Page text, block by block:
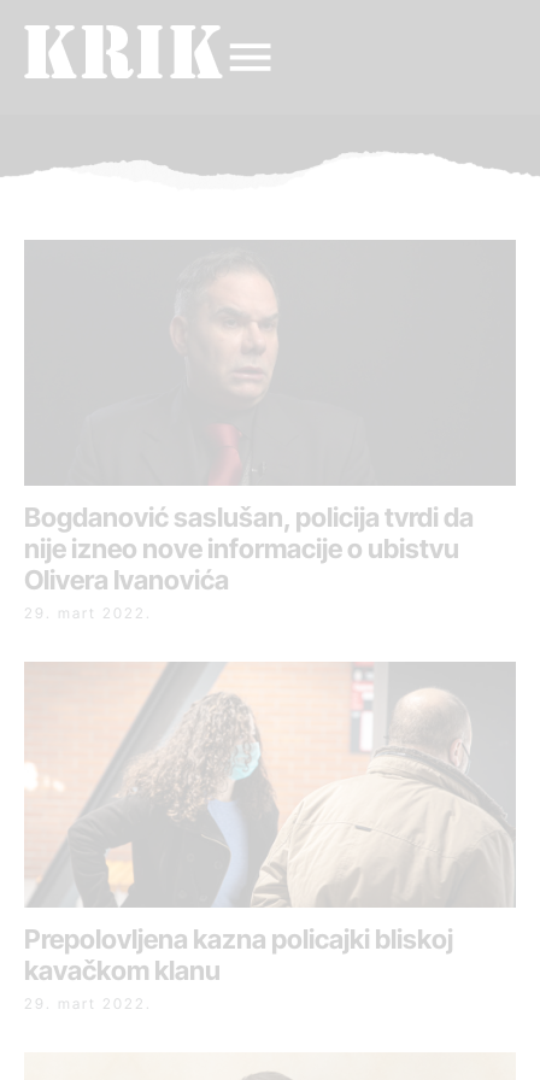
Bogdanović saslušan, policija tvrdi da
nije izneo nove informacije o ubistvu
Olivera Ivanovića
29. mart 2022.
Prepolovljena kazna policajki bliskoj
kavačkom klanu
29. mart 2022.